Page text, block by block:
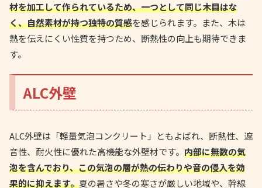
材を加工して作られているため、一つとして同じ木目はな
く、自然素材が持つ独特の質感を感じられます。また、木は
熱を伝えにくい性質を持つため、断熱性の向上も期待できま
す。
ALC外壁
ALC外壁は「軽量気泡コンクリート」ともよばれ、断熱性、遮
音性、耐火性に優れた高機能な外壁材です。 内部に無数の気
泡を含んでおり、この気泡の層が熱の伝わりや音の侵入を効
果的に抑えます。夏の暑さや冬の寒さが厳しい地域や、幹線